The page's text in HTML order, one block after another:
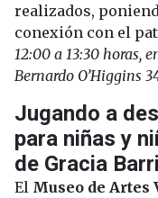
realizados,
conexión con el
12:00 a 13:30 horas,
Bernardo O’Higgins
Jugando a
para niñas y
de Gracia
El Museo de Artes